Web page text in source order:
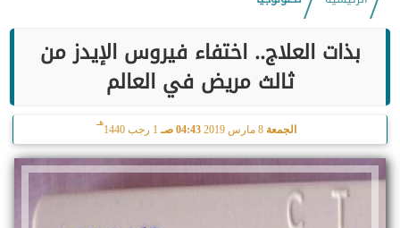
بذات العلاج.. اختفاء فيروس الإيدز من
ثالث مريض في العالم
الجمعة 04:43 صـ 1 رجب 1440
هـ